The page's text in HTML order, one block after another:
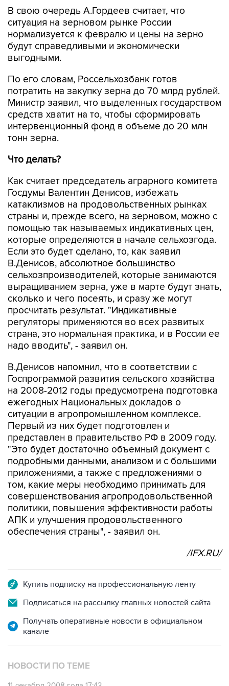
В свою очередь А.Гордеев считает, что
ситуация на зерновом рынке России
нормализуется к февралю и цены на зерно
будут справедливыми и экономически
выгодными.
По его словам, Россельхозбанк готов
потратить на закупку зерна до 70 млрд рублей.
Министр заявил, что выделенных государством
средств хватит на то, чтобы сформировать
интервенционный фонд в объеме до 20 млн
тонн зерна.
Что делать?
Как считает председатель аграрного комитета
Госдумы Валентин Денисов, избежать
катаклизмов на продовольственных рынках
страны и, прежде всего, на зерновом, можно с
помощью так называемых индикативных цен,
которые определяются в начале сельхозгода.
Если это будет сделано, то, как заявил
В.Денисов, абсолютное большинство
сельхозпроизводителей, которые занимаются
выращиванием зерна, уже в марте будут знать,
сколько и чего посеять, и сразу же могут
просчитать результат. "Индикативные
регуляторы применяются во всех развитых
страна, это нормальная практика, и в России ее
надо вводить", - заявил он.
В.Денисов напомнил, что в соответствии с
Госпрограммой развития сельского хозяйства
на 2008-2012 годы предусмотрена подготовка
ежегодных Национальных докладов о
ситуации в агропромышленном комплексе.
Первый из них будет подготовлен и
представлен в правительство РФ в 2009 году.
"Это будет достаточно объемный документ с
подробными данными, анализом и с большими
приложениями, а также с предложениями о
том, какие меры необходимо принимать для
совершенствования агропродовольственной
политики, повышения эффективности работы
АПК и улучшения продовольственного
обеспечения страны", - заявил он.
/IFX.RU/
Купить подписку на профессиональную ленту
Подписаться на рассылку главных новостей сайта
Получать оперативные новости в официальном
канале
НОВОСТИ ПО ТЕМЕ